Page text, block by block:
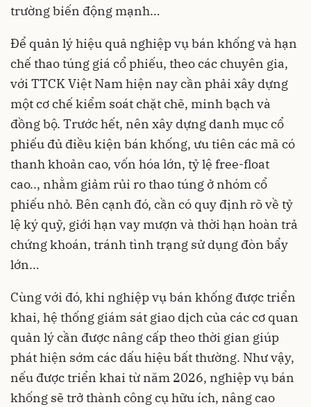
trường biến động mạnh…
Để quản lý hiệu quả nghiệp vụ bán khống và hạn
chế thao túng giá cổ phiếu, theo các chuyên gia,
với TTCK Việt Nam hiện nay cần phải xây dựng
một cơ chế kiểm soát chặt chẽ, minh bạch và
đồng bộ. Trước hết, nên xây dựng danh mục cổ
phiếu đủ điều kiện bán khống, ưu tiên các mã có
thanh khoản cao, vốn hóa lớn, tỷ lệ free-float
cao.., nhằm giảm rủi ro thao túng ở nhóm cổ
phiếu nhỏ. Bên cạnh đó, cần có quy định rõ về tỷ
lệ ký quỹ, giới hạn vay mượn và thời hạn hoàn trả
chứng khoán, tránh tình trạng sử dụng đòn bẩy
lớn…
Cùng với đó, khi nghiệp vụ bán khống được triển
khai, hệ thống giám sát giao dịch của các cơ quan
quản lý cần được nâng cấp theo thời gian giúp
phát hiện sớm các dấu hiệu bất thường. Như vậy,
nếu được triển khai từ năm 2026, nghiệp vụ bán
khống sẽ trở thành công cụ hữu ích, nâng cao